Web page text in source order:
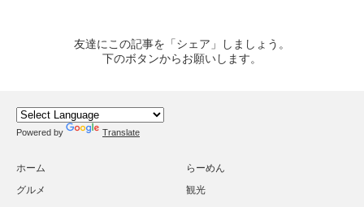
友達にこの記事を「シェア」しましょう。
下のボタンからお願いします。
Powered by Translate
ホーム
らーめん
グルメ
観光